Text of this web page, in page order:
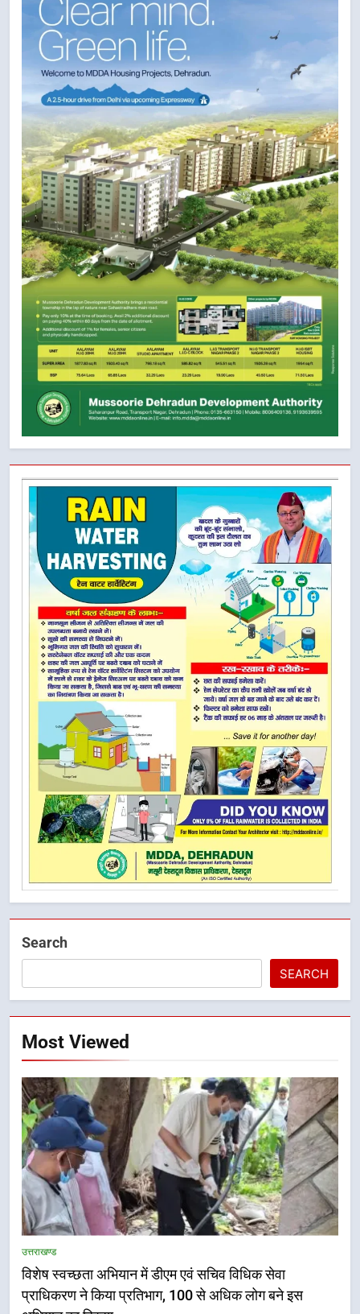
Search
SEARCH
Most Viewed
उत्तराखण्ड
विशेष स्वच्छता अभियान में डीएम एवं सचिव विधिक सेवा
प्राधिकरण ने किया प्रतिभाग, 100 से अधिक लोग बने इस
5
पहुंचाने की तैयारी, 9 से 17 अगस्त तक
होंगे देशभक्ति के विविध कार्यक्रम
उत्तराखण्ड